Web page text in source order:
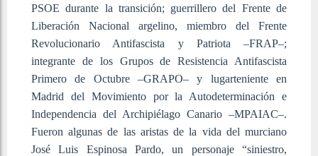
PSOE durante la transición; guerrillero del Frente de
Liberación Nacional argelino, miembro del Frente
Revolucionario Antifascista y Patriota –FRAP–;
integrante de los Grupos de Resistencia Antifascista
Primero de Octubre –GRAPO– y lugarteniente en
Madrid del Movimiento por la Autodeterminación e
Independencia del Archipiélago Canario –MPAIAC–.
Fueron algunas de las aristas de la vida del murciano
José Luis Espinosa Pardo, un personaje “siniestro,